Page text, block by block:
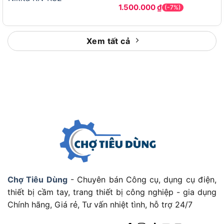
hàng nhỏ và đội thợ cần mang thang đi nhiều nơi.
Tuy nhiên, thang có trọng lượng khoảng 15kg, nên
không nhẹ như thang ghế mini. Đổi lại, trọng lượng
3.100.000 VNĐ có xứng với công năng hay không.
Giá bán NIKITA AD-05 có xứng với công năng
sử dụng không?
Với giá bán tại Chợ Tiêu Dùng là 3.100.000 VNĐ
,
NIKITA AD-05 xứng đáng nếu bạn cần thang cao,
đa năng và dùng lâu dài. Mức giá này phù hợp với
nhóm thang nhôm có khả năng chuyển đổi tư thế
1.500.000₫ (-7%)
Xem tất cả
Chợ Tiêu Dùng- Chuyên bán Công cụ, dụng cụ điện,
thiết bị cầm tay, trang thiết bị công nghiệp - gia dụng
Chính hãng, Giá rẻ, Tư vấn nhiệt tình, hỗ trợ 24/7